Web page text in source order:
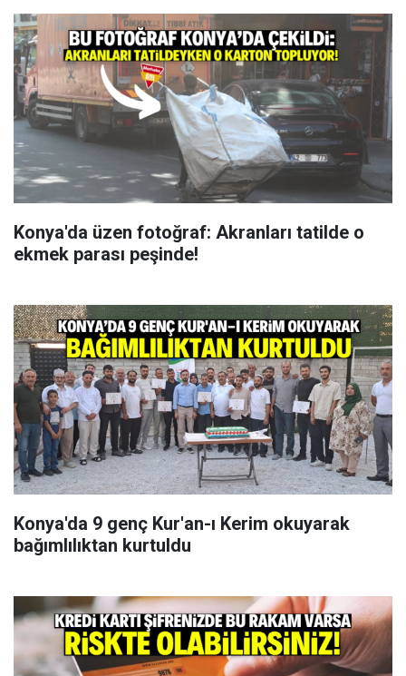
Konya'da üzen fotoğraf: Akranları tatilde o
ekmek parası peşinde!
Konya'da 9 genç Kur'an-ı Kerim okuyarak
bağımlılıktan kurtuldu